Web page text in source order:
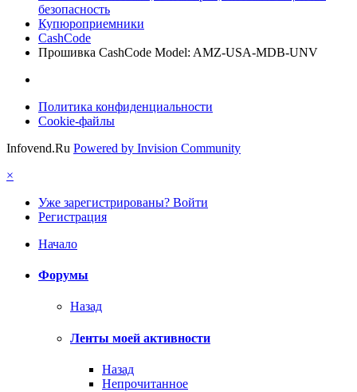
безопасность
Купюроприемники
CashCode
Прошивка CashCode Мodel: AMZ-USA-MDB-UNV
Политика конфиденциальности
Cookie-файлы
Infovend.Ru Powered by Invision Community
×
Уже зарегистрированы? Войти
Регистрация
Начало
Форумы
Назад
Ленты моей активности
Назад
Непрочитанное